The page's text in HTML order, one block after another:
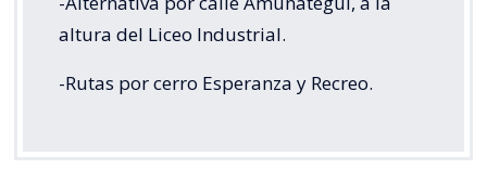
altura del Liceo Industrial.
-Rutas por cerro Esperanza y Recreo.